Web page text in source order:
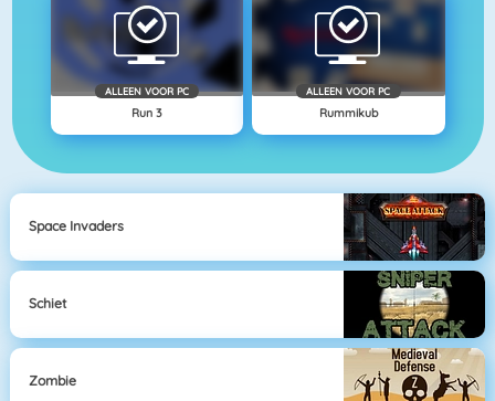
ALLEEN VOOR PC
Run 3
ALLEEN VOOR PC
Rummikub
Space Invaders
Schiet
Zombie